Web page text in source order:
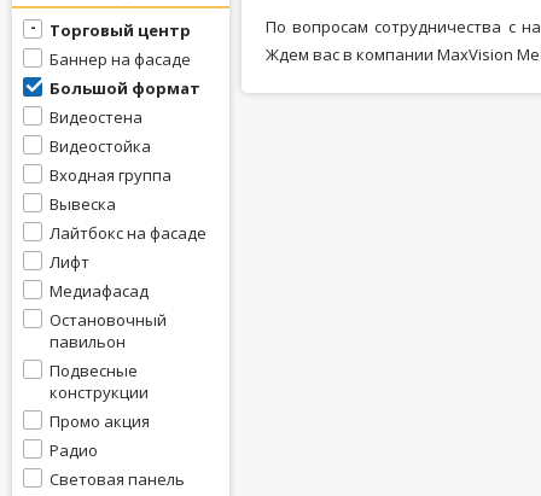
Торговый центр
Баннер на фасаде
Большой формат
Видеостена
Видеостойка
Входная группа
Вывеска
Лайтбокс на фасаде
Лифт
Медиафасад
Остановочный
павильон
Подвесные
конструкции
Промо акция
Радио
Световая панель
По вопросам сотрудничества с
Ждем вас в компании MaxVision